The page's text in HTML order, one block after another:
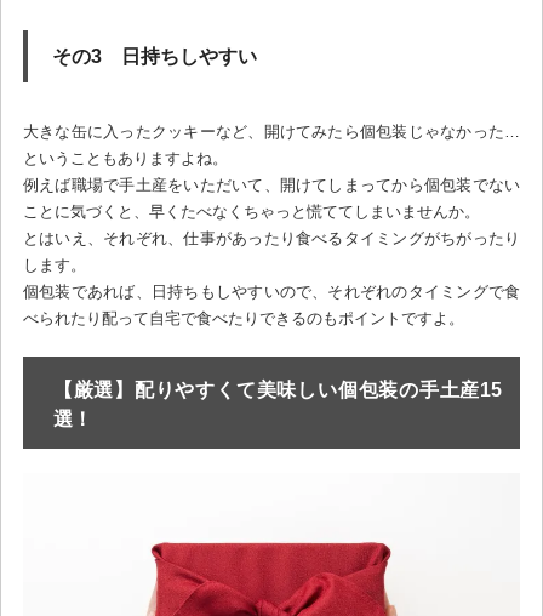
その3 日持ちしやすい
大きな缶に入ったクッキーなど、開けてみたら個包装じゃなかった…
ということもありますよね。
例えば職場で手土産をいただいて、開けてしまってから個包装でない
ことに気づくと、早くたべなくちゃっと慌ててしまいませんか。
とはいえ、それぞれ、仕事があったり食べるタイミングがちがったり
します。
個包装であれば、日持ちもしやすいので、それぞれのタイミングで食
べられたり配って自宅で食べたりできるのもポイントですよ。
【厳選】配りやすくて美味しい個包装の手土産15
選！